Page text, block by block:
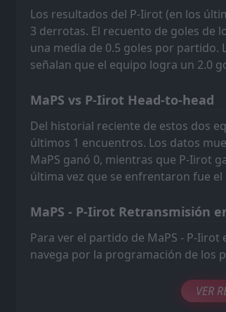
09May
P-Iirot
FT
17:15
NoPS
P-Iirot
22 Jun
P-Iirot
FT
16:00
31May
P-Iirot
Futura
FT
16:00
Sporting Kristina
FT
27Apr
ToVe
P-Iirot
FT
P-Iirot
Tampere United
Los resultados del P-Iirot (en los
3 derrotas. El recuento de goles de
una media de 0.5 goles por partido.
señalan que el equipo logra un 2.0
MaPS vs P-Iirot Head-to-head
Del historial reciente de estos dos
últimos 1 encuentros. Los datos
MaPS ganó 0, mientras que P-Iirot
última vez que se enfrentaron fue
MaPS - P-Iirot Retransmisión
Para ver el partido de MaPS - P-
navega por la programación de los
VER